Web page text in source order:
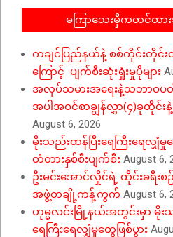
မကြာသေးမှီကတင်ထာ
ကချင်ပြည်နယ်နဲ့ စစ်ကိုင်းတိုင်း
ကြောင့် ပျက်စီးဆုံးရှုံးမှုပိုများ
အလုပ်သမားအရေးနဲ့သဘာဝပ
အပါအဝင်စာချွန်လွှာ(၄)ခုထိုင်
August 6, 2026
မိုးသည်းထန်ပြီးရေကြီးရေလျှံမှု
တံတားနှစ်စီးပျက်စီး August 6,
ဦးမင်းအောင်လှိုင်ရဲ့ ထိုင်းခရီ
အဖွဲ့တချို့ကန့်ကွက် August 6,
ဟုမ္မလင်းမြို့နယ်အတွင်းမှာ မိုးသည်
ရေကြီးရေလျှံမှုတွေဖြစ်ပွား